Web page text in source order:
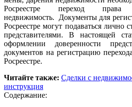
Росреестре переход права
недвижимость. Документы для
Росреестре могут подаваться лично
представителями. В настоящей
оформлении доверенности
документов на регистрацию
Росреестре.
Читайте также: Сделки с
инструкция
Содержание: